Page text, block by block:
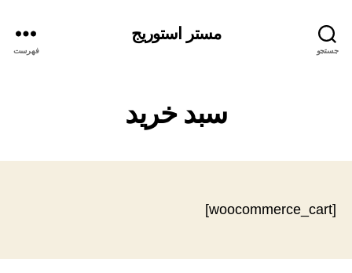
جستجو
مستر استوریج
فهرست
سبد خرید
[woocommerce_cart]